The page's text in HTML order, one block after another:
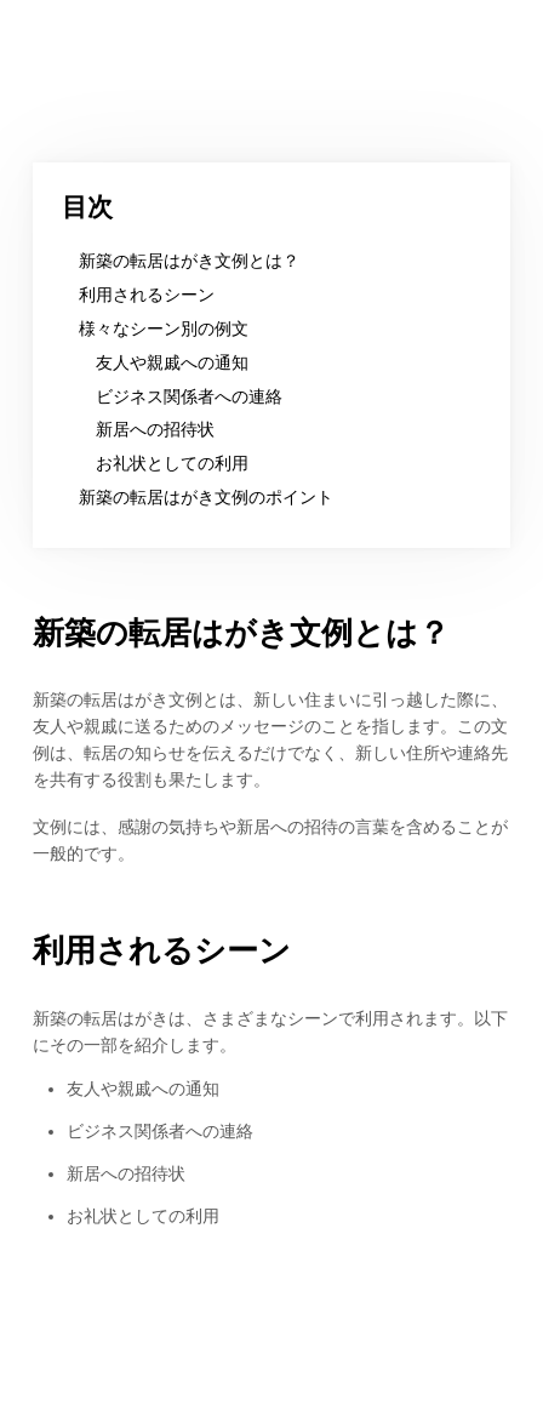
目次
新築の転居はがき文例とは？
利用されるシーン
様々なシーン別の例文
友人や親戚への通知
ビジネス関係者への連絡
新居への招待状
お礼状としての利用
新築の転居はがき文例のポイント
新築の転居はがき文例とは？
新築の転居はがき文例とは、新しい住まいに引っ越した際に、
友人や親戚に送るためのメッセージのことを指します。この文
例は、転居の知らせを伝えるだけでなく、新しい住所や連絡先
を共有する役割も果たします。
文例には、感謝の気持ちや新居への招待の言葉を含めることが
一般的です。
利用されるシーン
新築の転居はがきは、さまざまなシーンで利用されます。以下
にその一部を紹介します。
友人や親戚への通知
ビジネス関係者への連絡
新居への招待状
お礼状としての利用